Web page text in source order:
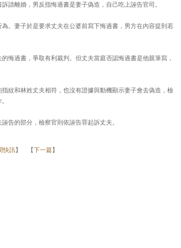
請離婚，男反指悔過書是妻子偽造，自己吃上誣告官司。
。妻子於是要求丈夫在公婆前寫下悔過書，男方在內容提到若
悔過書，爭取有利裁判。但丈夫當庭否認悔過書是他親筆寫，
紋和林姓丈夫相符，也沒有證據與動機顯示妻子會去偽造，檢
告的部分，檢察官則依誣告罪起訴丈夫。
快訊】 【下一篇】